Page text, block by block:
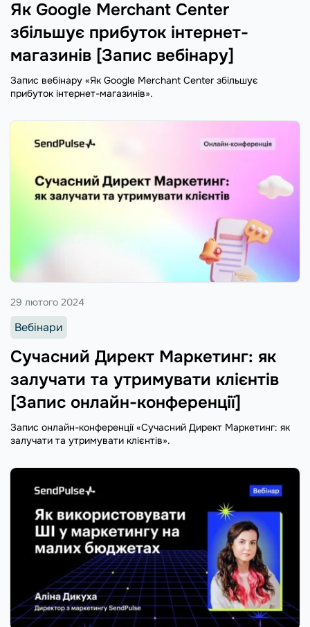
Як Google Merchant Center
збільшує прибуток інтернет-
магазинів [Запис вебінару]
Запис вебінару «Як Google Merchant Center збільшує
прибуток інтернет-магазинів».
Сучасний Директ Маркетинг: як
залучати та утримувати клієнтів
[Запис онлайн-конференції]
29 лютого 2024
Вебінари
Запис онлайн-конференції «Сучасний Директ Маркетинг: як
залучати та утримувати клієнтів».